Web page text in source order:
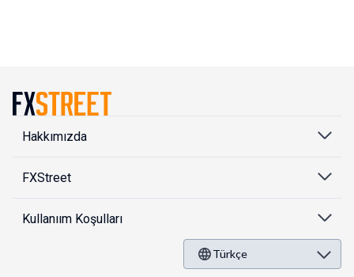
Hakkımızda
FXStreet
Kullanıım Koşulları
Türkçe